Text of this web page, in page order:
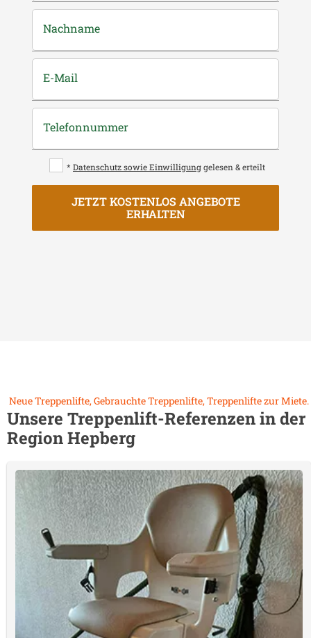
Nachname
E-Mail
Telefonnummer
* Datenschutz sowie Einwilligung gelesen & erteilt
JETZT KOSTENLOS ANGEBOTE
ERHALTEN
Neue Treppenlifte, Gebrauchte Treppenlifte, Treppenlifte zur Miete.
Unsere Treppenlift-Referenzen in der
RegionHepberg